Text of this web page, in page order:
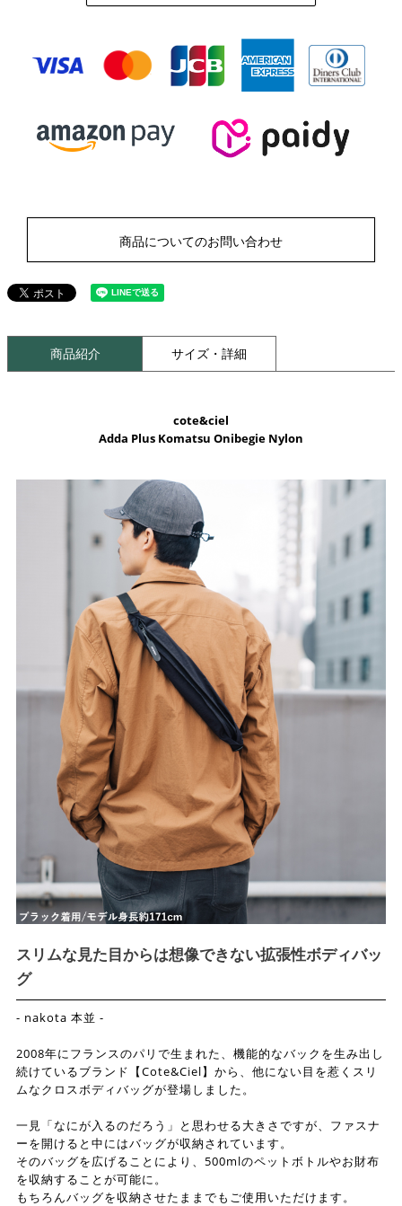
商品についてのお問い合わせ
商品紹介 サイズ・詳細
cote&ciel
Adda Plus Komatsu Onibegie Nylon
スリムな見た目からは想像できない拡張性ボディバッ
グ
- nakota 本並 -
2008年にフランスのパリで生まれた、機能的なバックを生み出し
続けているブランド【Cote&Ciel】から、他にない目を惹くスリ
ムなクロスボディバッグが登場しました。
一見「なにが入るのだろう」と思わせる大きさですが、ファスナ
ーを開けると中にはバッグが収納されています。
そのバッグを広げることにより、500mlのペットボトルやお財布
を収納することが可能に。
もちろんバッグを収納させたままでもご使用いただけます。